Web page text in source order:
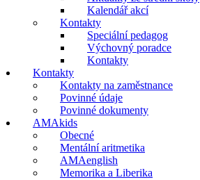
Kalendář akcí
Kontakty
Speciální pedagog
Výchovný poradce
Kontakty
Kontakty
Kontakty na zaměstnance
Povinné údaje
Povinné dokumenty
AMAkids
Obecné
Mentální aritmetika
AMAenglish
Memorika a Liberika